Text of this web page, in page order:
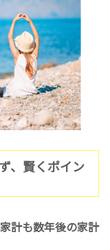
、賢くポイン
計も数年後の家計